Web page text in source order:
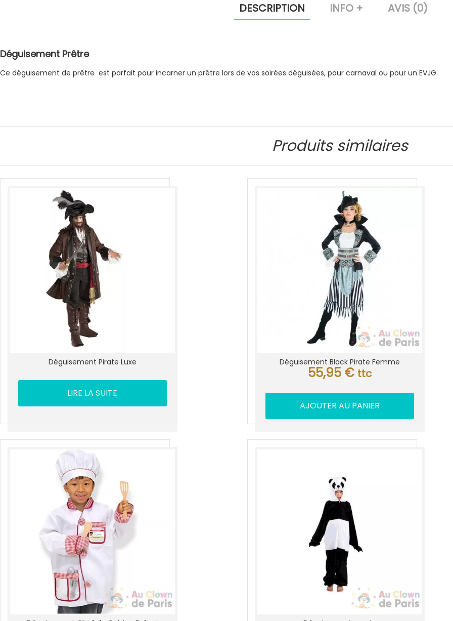
DESCRIPTION INFO + AVIS (0)
Déguisement Prêtre
Ce déguisement de prêtre est parfait pour incarner un prêtre lors de vos soirées déguisées, pour carnaval ou pour un EVJG.
Produits similaires
Déguisement Pirate Luxe
LIRE LA SUITE
Déguisement Black Pirate Femme
55,95 € ttc
AJOUTER AU PANIER